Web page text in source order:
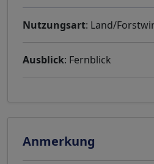
Nutzungsart: Land/
Ausblick: Fernblick
Anmerkung